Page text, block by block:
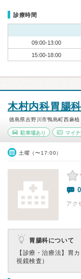
診療時間
09:00-13:00
15:00-18:00
木村内科胃腸科
徳島県吉野川市鴨島町西麻植
駐車場あり マイ
土曜（〜17:00）
アク
胃腸科について
【診療・治療法】 胃
視鏡検査）